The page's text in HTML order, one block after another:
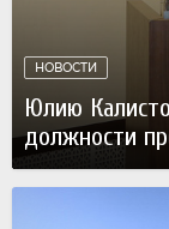
НОВОСТИ
Юлию
должности